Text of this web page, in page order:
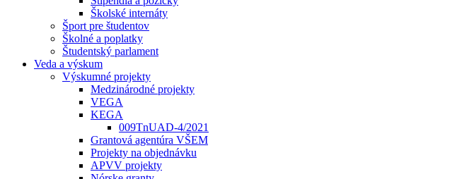
Školské internáty
Šport pre študentov
Školné a poplatky
Študentský parlament
Veda a výskum
Výskumné projekty
Medzinárodné projekty
VEGA
KEGA
009TnUAD-4/2021
Grantová agentúra VŠEM
Projekty na objednávku
APVV projekty